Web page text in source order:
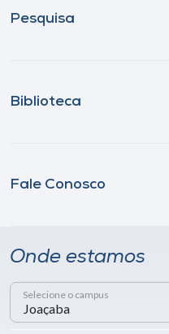
Pesquisa
Biblioteca
Fale Conosco
Onde estamos
Selecione o campus